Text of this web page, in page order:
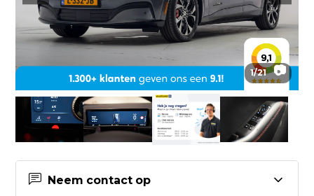
1/21 📷
Neem contact op